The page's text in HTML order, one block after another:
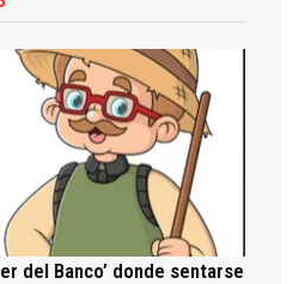
del Banco’ donde sentarse